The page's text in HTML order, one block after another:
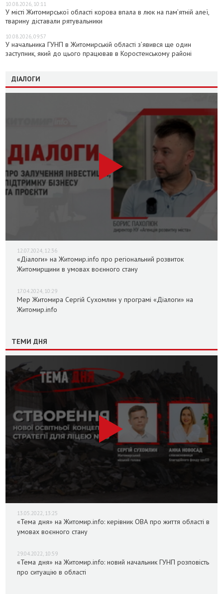
10.08.2026, 10:11
У місті Житомирської області корова впала в люк на пам’ятній алеї,
тварину діставали рятувальники
10.08.2026, 09:57
У начальника ГУНП в Житомирській області з’явився ще один
заступник, який до цього працював в Коростенському районі
ДІАЛОГИ
12.07.2024, 12:36
«Діалоги» на Житомир.info про регіональний розвиток
Житомирщини в умовах воєнного стану
17.04.2024, 10:29
Мер Житомира Сергій Сухомлин у програмі «Діалоги» на
Житомир.info
ТЕМИ ДНЯ
13.05.2022, 13:25
«Тема дня» на Житомир.info: керівник ОВА про життя області в
умовах воєнного стану
29.04.2022, 10:59
«Тема дня» на Житомир.info: новий начальник ГУНП розповість
про ситуацію в області